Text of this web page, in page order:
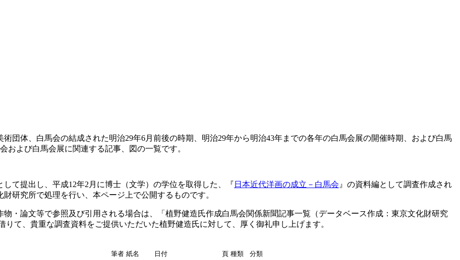
団体、白馬会の結成された明治29年6月前後の時期、明治29年から明治43年までの各年の白馬会展の開催時期、および白馬
および白馬会展に関連する記事、図の一覧です。
て提出し、平成12年2月に博士（文学）の学位を取得した、『 日本近代洋画の成立－白馬会 』の資料編として調査作成され
研究所で処理を行い、本ページ上で公開するものです。
・論文等で参照及び引用される場合は、「植野健造氏作成白馬会関係新聞記事一覧（データベース作成：東京文化財研究
て、貴重な調査資料をご提供いただいた植野健造氏に対して、厚く御礼申し上げます。
筆者 紙名 日付 頁 種類
分類